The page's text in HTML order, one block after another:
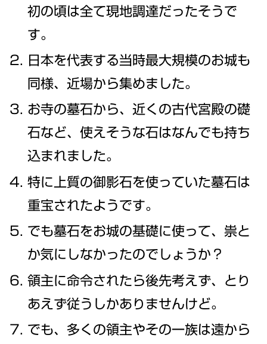
初の頃は全て現地調達だったそうで
す。
日本を代表する当時最大規模のお城も
同様、近場から集めました。
お寺の墓石から、近くの古代宮殿の礎
石など、使えそうな石はなんでも持ち
込まれました。
特に上質の御影石を使っていた墓石は
重宝されたようです。
でも墓石をお城の基礎に使って、祟と
か気にしなかったのでしょうか？
領主に命令されたら後先考えず、とり
あえず従うしかありませんけど。
でも、多くの領主やその一族は遠から